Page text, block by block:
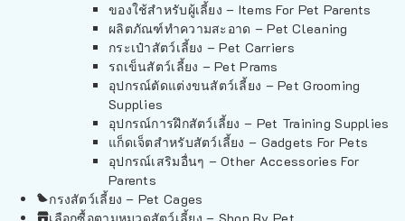
ของใช้สำหรับผู้เลี้ยง – Items For Pet Parents
ผลิตภัณฑ์ทำความสะอาด – Pet Cleaning
กระเป๋าสัตว์เลี้ยง – Pet Carriers
รถเข็นสัตว์เลี้ยง – Pet Prams
อุปกรณ์ตัดแต่งขนสัตว์เลี้ยง – Pet Grooming
Supplies
อุปกรณ์การฝึกสัตว์เลี้ยง – Pet Training Supplies
แก็ดเจ็ตสำหรับสัตว์เลี้ยง – Gadgets For Pets
อุปกรณ์เสริมอื่นๆ – Other Accessories For
Parents
กรงสัตว์เลี้ยง – Pet Cages